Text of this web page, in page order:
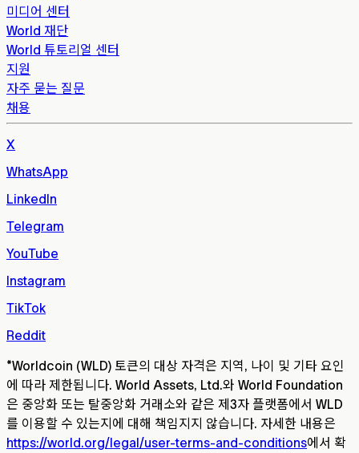
미디어 센터
World 재단
World 튜토리얼 센터
지원
자주 묻는 질문
채용
X
WhatsApp
LinkedIn
Telegram
YouTube
Instagram
TikTok
Reddit
*Worldcoin (WLD) 토큰의 대상 자격은 지역, 나이 및 기타 요인
에 따라 제한됩니다. World Assets, Ltd.와 World Foundation
은 중앙화 또는 탈중앙화 거래소와 같은 제3자 플랫폼에서 WLD
를 이용할 수 있는지에 대해 책임지지 않습니다. 자세한 내용은
https://world.org/legal/user-terms-and-conditions에서 확